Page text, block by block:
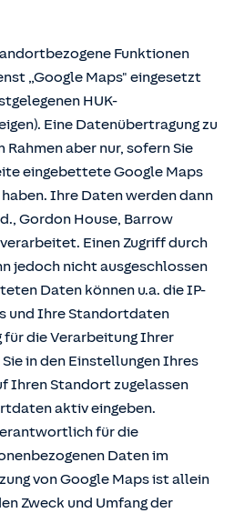
Funktionen
„Google Maps" eingesetzt
HUK-
Eine Datenübertragung zu
aber nur, sofern Sie
eingebettete Google Maps
Ihre Daten werden dann
Gordon House, Barrow
Einen Zugriff durch
jedoch nicht ausgeschlossen
Daten können u.a. die IP-
und Ihre Standortdaten
für die Verarbeitung Ihrer
in den Einstellungen Ihres
Ihren Standort zugelassen
aktiv eingeben.
für die
Daten im
von Google Maps ist allein
Zweck und Umfang der